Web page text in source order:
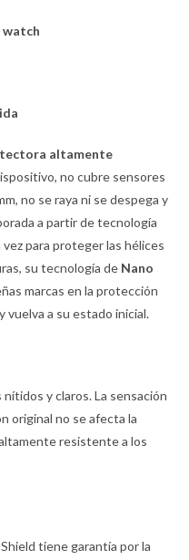
watch
altamente
no cubre sensores
no se raya ni se despega y
a partir de tecnología
para proteger las hélices
su tecnología de Nano
marcas en la protección
vuelva a su estado inicial.
y claros. La sensación
original no se afecta la
resistente a los
tiene garantía por la